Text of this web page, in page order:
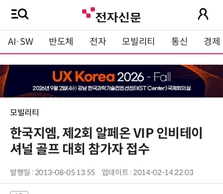
AI·SW 반도체 전자 모빌리티 통신 경제
모빌리티
한국지엠, 제2회 알페온 VIP 인비테이
셔널 골프 대회 참가자 접수
발행일 : 2013-08-05 13:55 업데이트 : 2014-02-14 22:03